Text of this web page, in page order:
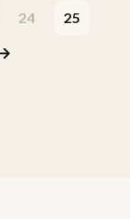
24 25